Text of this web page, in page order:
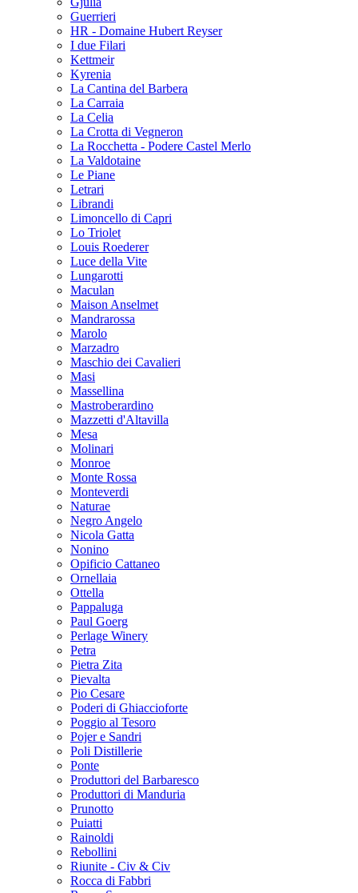
Guerrieri
HR - Domaine Hubert Reyser
I due Filari
Kettmeir
Kyrenia
La Cantina del Barbera
La Carraia
La Celia
La Crotta di Vegneron
La Rocchetta - Podere Castel Merlo
La Valdotaine
Le Piane
Letrari
Librandi
Limoncello di Capri
Lo Triolet
Louis Roederer
Luce della Vite
Lungarotti
Maculan
Maison Anselmet
Mandrarossa
Marolo
Marzadro
Maschio dei Cavalieri
Masi
Massellina
Mastroberardino
Mazzetti d'Altavilla
Mesa
Molinari
Monroe
Monte Rossa
Monteverdi
Naturae
Negro Angelo
Nicola Gatta
Nonino
Opificio Cattaneo
Ornellaia
Ottella
Pappaluga
Paul Goerg
Perlage Winery
Petra
Pietra Zita
Pievalta
Pio Cesare
Poderi di Ghiaccioforte
Poggio al Tesoro
Pojer e Sandri
Poli Distillerie
Ponte
Produttori del Barbaresco
Produttori di Manduria
Prunotto
Puiatti
Rainoldi
Rebollini
Riunite - Civ & Civ
Rocca di Fabbri